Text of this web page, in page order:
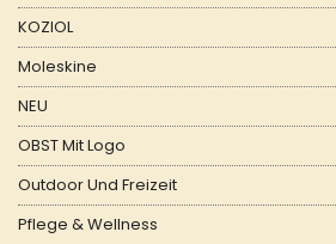
KOZIOL
Moleskine
NEU
OBST Mit Logo
Outdoor Und Freizeit
Pflege & Wellness